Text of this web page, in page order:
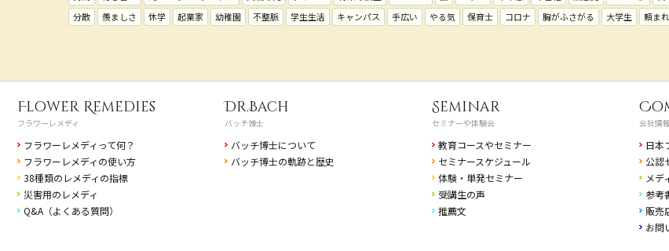
分散
羨ましさ 休学 起業家 幼稚園 不整脈 学生生活 キャンパス 手広い やる気 保育士 コロナ 胸がふさがる 大学生 頼ま
Flower Remedies
フラワーレメディ
フラワーレメディって何？
フラワーレメディの使い方
38種類のレメディの指標
災害用のレメディ
Q&A（よくある質問）
Dr.Bach
バッチ博士
バッチ博士について
バッチ博士の軌跡と歴史
Seminar
セミナーや体験会
教育コースやセミナー
セミナースケジュール
体験・単発セミナー
受講生の声
推薦文
会社情
日本
公認
メデ
参考
販売
お問